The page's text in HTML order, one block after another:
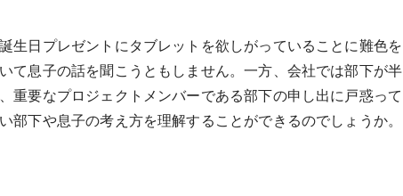
生日プレゼントにタブレットを欲しがっていることに難色を
て息子の話を聞こうともしません。一方、会社では部下が半
重要なプロジェクトメンバーである部下の申し出に戸惑って
部下や息子の考え方を理解することができるのでしょうか。